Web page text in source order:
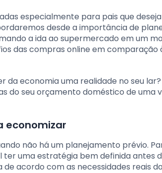
especialmente para pais que
desde a importância de
a ida ao supermercado em um
das compras online em comparação
economia uma realidade no seu lar?
do seu orçamento doméstico de uma
economizar
não há um planejamento prévio.
uma estratégia bem definida antes
acordo com as necessidades reais